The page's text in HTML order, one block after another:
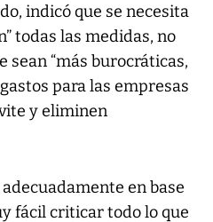
indicó que se necesita
todas las medidas, no
“más burocráticas,
para las empresas
y eliminen
en base
fácil criticar todo lo que